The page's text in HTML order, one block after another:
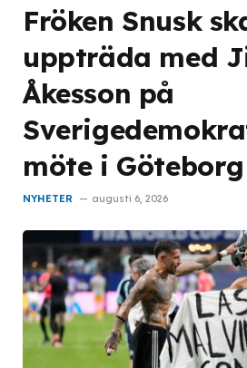
Fröken Snusk
uppträda med
Åkesson på
möte i Göteborg
NYHETER augusti 6, 2026